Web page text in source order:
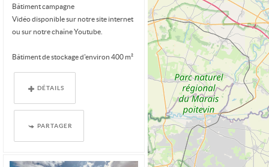
Bâtiment campagne
Vidéo disponible sur notre site internet
ou sur notre chaîne Youtube.
Bâtiment de stockage d'environ 400 m²
DÉTAILS
PARTAGER